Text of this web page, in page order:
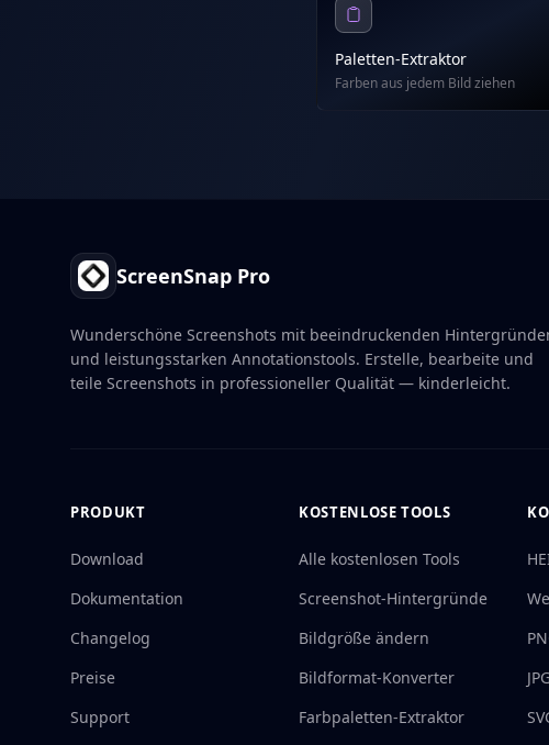
Paletten-Extraktor
Farben aus jedem Bild ziehen
ScreenSnap Pro
Wunderschöne Screenshots mit beeindruckenden
und leistungsstarken Annotationstools. Erstelle, bearbeite und
teile Screenshots in professioneller Qualität — kinderleicht.
PRODUKT
Download
Dokumentation
Changelog
Preise
Support
KOSTENLOSE TOOLS
Alle kostenlosen Tools
Screenshot-Hintergründe
Bildgröße ändern
Bildformat-Konverter
Farbpaletten-Extraktor